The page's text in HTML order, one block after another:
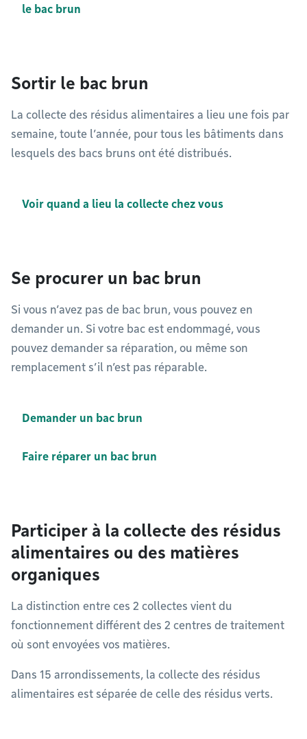
le bac brun
Sortir le bac brun
La collecte des résidus alimentaires a lieu une fois par
semaine, toute l’année, pour tous les bâtiments dans
lesquels des bacs bruns ont été distribués.
Voir quand a lieu la collecte chez vous
Se procurer un bac brun
Si vous n’avez pas de bac brun, vous pouvez en
demander un. Si votre bac est endommagé, vous
pouvez demander sa réparation, ou même son
remplacement s’il n’est pas réparable.
Demander un bac brun
Faire réparer un bac brun
Participer à la collecte des résidus
alimentaires ou des matières
organiques
La distinction entre ces 2 collectes vient du
fonctionnement différent des 2 centres de traitement
où sont envoyées vos matières.
Dans 15 arrondissements, la collecte des résidus
alimentaires est séparée de celle des résidus verts.